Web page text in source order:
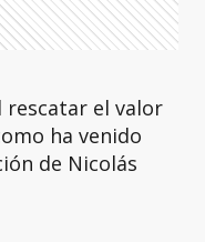
rescatar el valor
ha venido
de Nicolás